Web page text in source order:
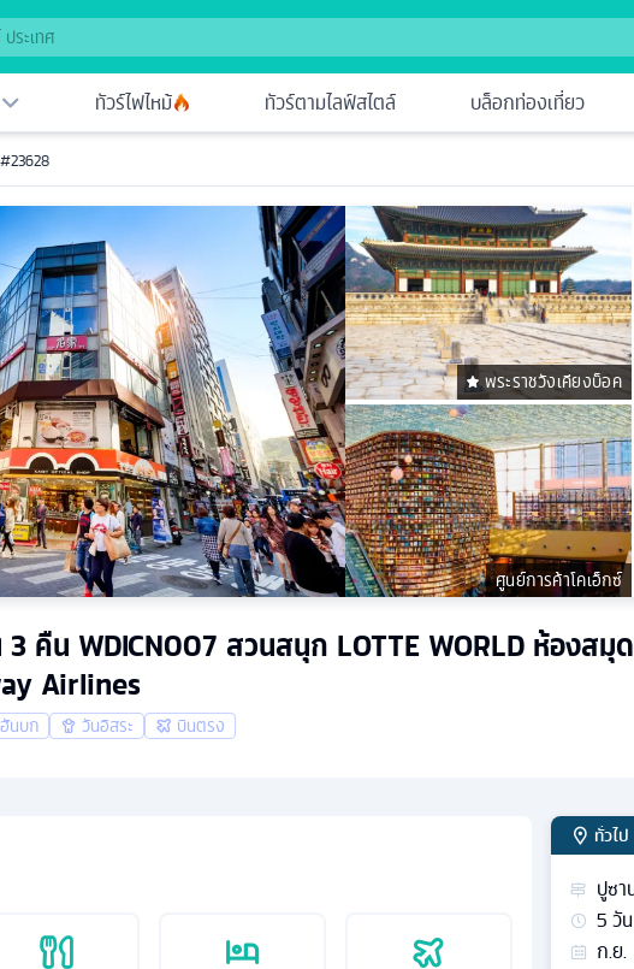
ทัวร์ไฟไหม้ ทัวร์ตามไลฟ์สไตล์ บล็อกท่องเที่ยว
#23628
พระราชวังเคียงบ็อค
ศูนย์การค้าโคเอ็กซ์
3 คืน WDICN007 สวนสนุก LOTTE WORLD ห้องส
Airlines
นบก วันอิสระ บินตรง
ทั่วไป
ปูซา
5วัน
ก.ย.